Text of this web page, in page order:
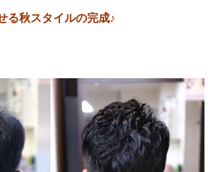
る秋スタイルの完成♪